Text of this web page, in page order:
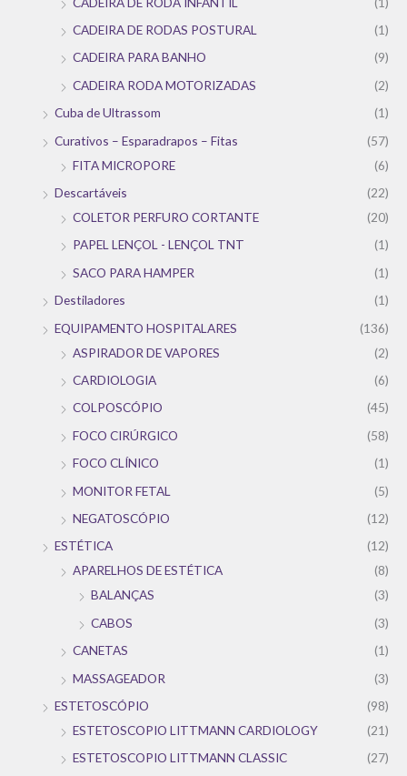
CADEIRA DE RODAS POSTURAL
(1)
CADEIRA PARA BANHO
(9)
CADEIRA RODA MOTORIZADAS
(2)
Cuba de Ultrassom
(1)
Curativos – Esparadrapos – Fitas
(57)
FITA MICROPORE
(6)
Descartáveis
(22)
COLETOR PERFURO CORTANTE
(20)
PAPEL LENÇOL - LENÇOL TNT
(1)
SACO PARA HAMPER
(1)
Destiladores
(1)
EQUIPAMENTO HOSPITALARES
(136)
ASPIRADOR DE VAPORES
(2)
CARDIOLOGIA
(6)
COLPOSCÓPIO
(45)
FOCO CIRÚRGICO
(58)
FOCO CLÍNICO
(1)
MONITOR FETAL
(5)
NEGATOSCÓPIO
(12)
ESTÉTICA
(12)
APARELHOS DE ESTÉTICA
(8)
BALANÇAS
(3)
CABOS
(3)
CANETAS
(1)
MASSAGEADOR
(3)
ESTETOSCÓPIO
(98)
ESTETOSCOPIO LITTMANN CARDIOLOGY
(21)
ESTETOSCOPIO LITTMANN CLASSIC
(27)